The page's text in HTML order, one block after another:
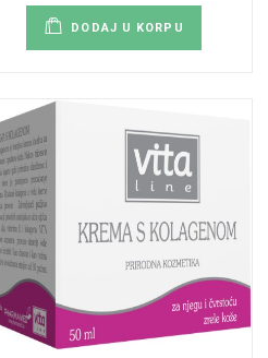
DODAJ U KORPU